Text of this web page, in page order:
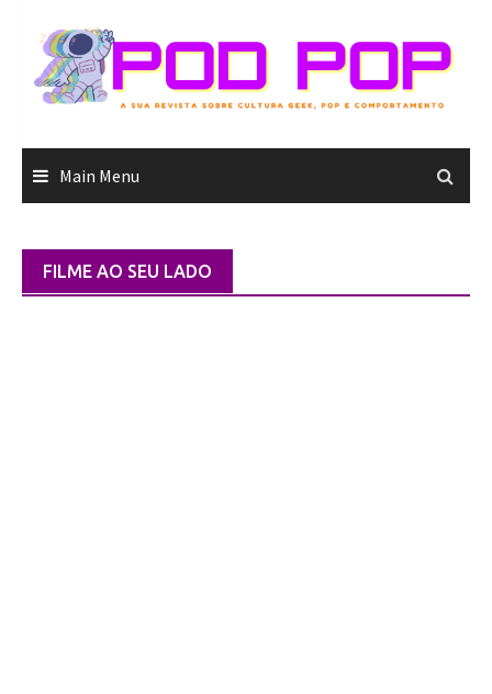
content
Main Menu
FILME AO SEU LADO